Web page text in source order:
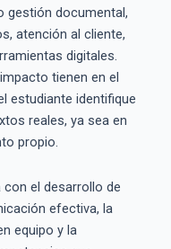
gestión documental,
atención al cliente,
digitales.
tienen en el
estudiante identifique
reales, ya sea en
propio.
el desarrollo de
efectiva, la
equipo y la